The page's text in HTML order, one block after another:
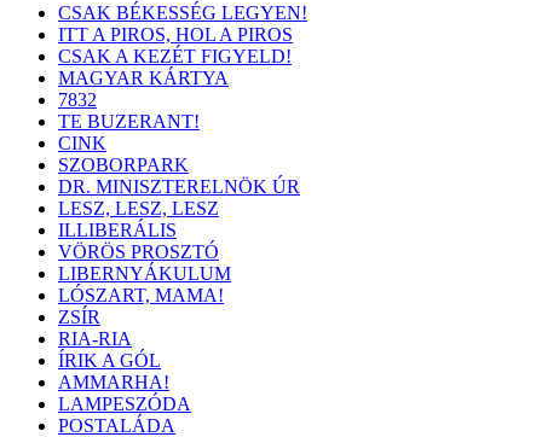
CSAK BÉKESSÉG LEGYEN!
ITT A PIROS, HOL A PIROS
CSAK A KEZÉT FIGYELD!
MAGYAR KÁRTYA
7832
TE BUZERANT!
CINK
SZOBORPARK
DR. MINISZTERELNÖK ÚR
LESZ, LESZ, LESZ
ILLIBERÁLIS
VÖRÖS PROSZTÓ
LIBERNYÁKULUM
LÓSZART, MAMA!
ZSÍR
RIA-RIA
ÍRIK A GÓL
AMMARHA!
LAMPESZÓDA
POSTALÁDA